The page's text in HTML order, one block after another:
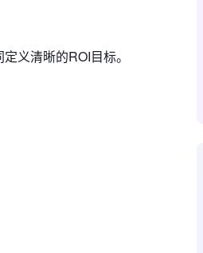
义清晰的ROI目标。